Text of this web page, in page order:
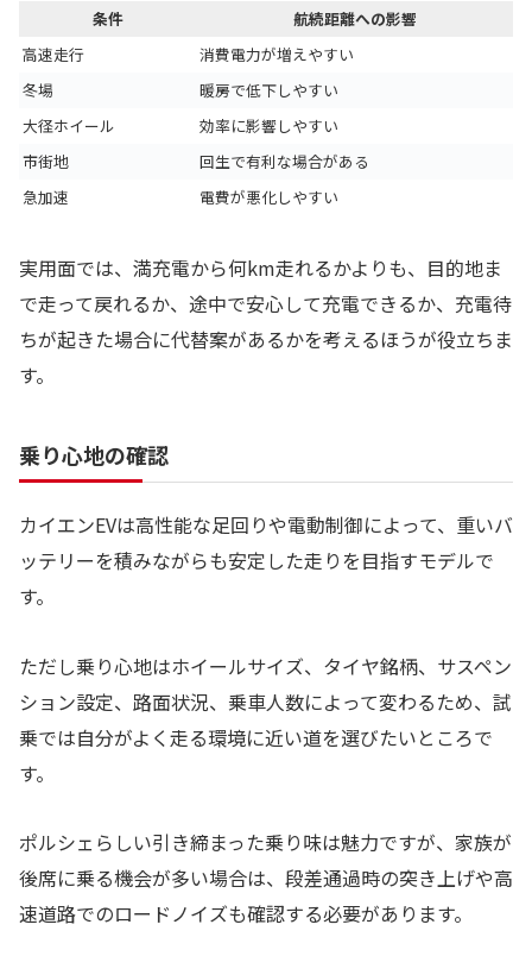
条件
航続距離への影響
高速走行
消費電力が増えやすい
冬場
暖房で低下しやすい
大径ホイール
効率に影響しやすい
市街地
回生で有利な場合がある
急加速
電費が悪化しやすい
実用面では、満充電から何km走れるかよりも、目的地ま
で走って戻れるか、途中で安心して充電できるか、充電待
ちが起きた場合に代替案があるかを考えるほうが役立ちま
す。
乗り心地の確認
カイエンEVは高性能な足回りや電動制御によって、重いバ
ッテリーを積みながらも安定した走りを目指すモデルで
す。
ただし乗り心地はホイールサイズ、タイヤ銘柄、サスペン
ション設定、路面状況、乗車人数によって変わるため、試
乗では自分がよく走る環境に近い道を選びたいところで
す。
ポルシェらしい引き締まった乗り味は魅力ですが、家族が
後席に乗る機会が多い場合は、段差通過時の突き上げや高
速道路でのロードノイズも確認する必要があります。